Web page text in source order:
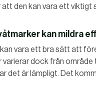
att den kan vara ett
kan mildra
vara ett bra sätt att
dock från område
det är lämpligt. Det